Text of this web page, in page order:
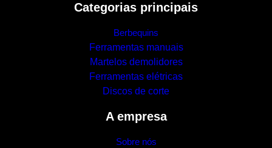
Categorias principais
Berbequins
Ferramentas manuais
Martelos demolidores
Ferramentas elétricas
Discos de corte
A empresa
Sobre nós